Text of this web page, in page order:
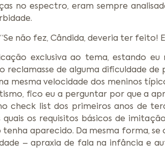
no espectro, eram sempre
não fez, Cândida, deveria ter feito!
exclusiva ao tema, estando
reclamasse de alguma dificuldade
mesma velocidade dos meninos
fico eu a perguntar por que a
check list dos primeiros anos de
os requisitos básicos de
aparecido. Da mesma forma,
– apraxia de fala na infância e